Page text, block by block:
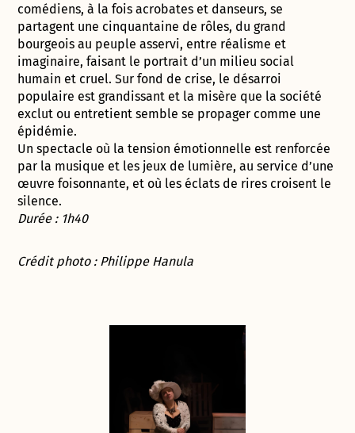
comédiens, à la fois acrobates et danseurs, se
partagent une cinquantaine de rôles, du grand
bourgeois au peuple asservi, entre réalisme et
imaginaire, faisant le portrait d’un milieu social
humain et cruel. Sur fond de crise, le désarroi
populaire est grandissant et la misère que la société
exclut ou entretient semble se propager comme une
épidémie.
Un spectacle où la tension émotionnelle est renforcée
par la musique et les jeux de lumière, au service d’une
œuvre foisonnante, et où les éclats de rires croisent le
silence.
Durée : 1h40
Crédit photo : Philippe Hanula